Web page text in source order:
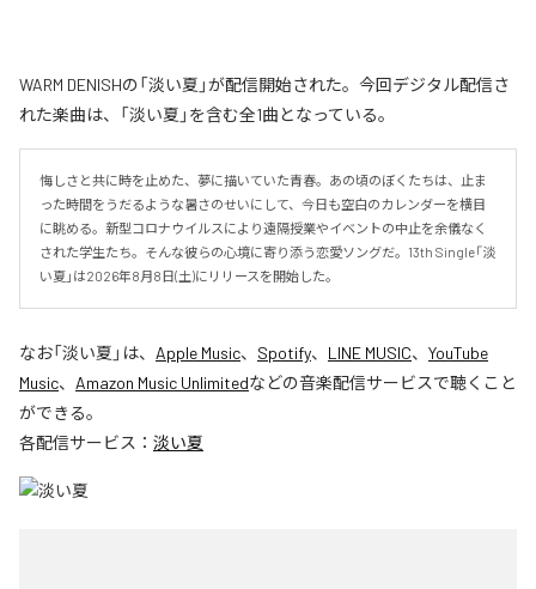
WARM DENISHの「淡い夏」が配信開始された。今回デジタル配信さ
れた楽曲は、「淡い夏」を含む全1曲となっている。
悔しさと共に時を止めた、夢に描いていた青春。あの頃のぼくたちは、止ま
った時間をうだるような暑さのせいにして、今日も空白のカレンダーを横目
に眺める。新型コロナウイルスにより遠隔授業やイベントの中止を余儀なく
された学生たち。そんな彼らの心境に寄り添う恋愛ソングだ。13th Single「淡
い夏」は2026年8月8日(土)にリリースを開始した。
なお「淡い夏 」は、 Apple Music、 Spotify、 LINE MUSIC、 YouTube
Music、 Amazon Music Unlimitedなどの音楽配信サービスで聴くこと
ができる。
各配信サービス： 淡い夏